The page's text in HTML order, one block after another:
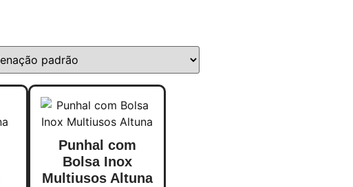
Punhal com
Bolsa Inox
Multiusos Altuna